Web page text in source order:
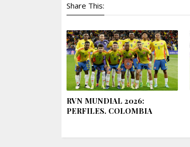
Share This:
RVN MUNDIAL 2026:
PERFILES. COLOMBIA